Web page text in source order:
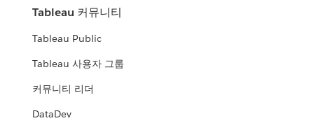
Tableau 커뮤니티
Tableau Public
Tableau 사용자 그룹
커뮤니티 리더
DataDev